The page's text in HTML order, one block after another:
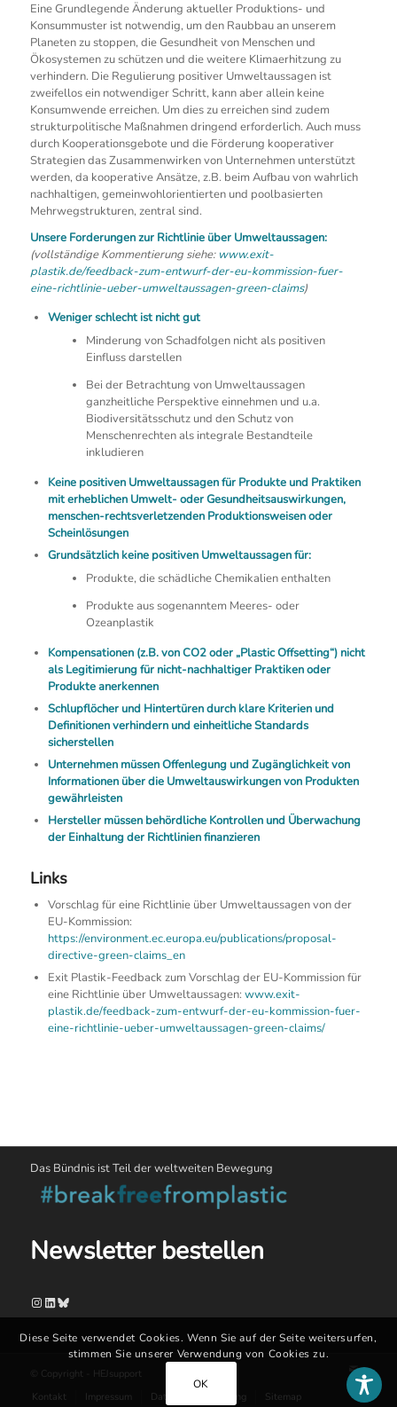
Eine Grundlegende Änderung aktueller Produktions- und
Konsummuster ist notwendig, um den Raubbau an unserem
Planeten zu stoppen, die Gesundheit von Menschen und
Ökosystemen zu schützen und die weitere Klimaerhitzung zu
verhindern. Die Regulierung positiver Umweltaussagen ist
zweifellos ein notwendiger Schritt, kann aber allein keine
Konsumwende erreichen. Um dies zu erreichen sind zudem
strukturpolitische Maßnahmen dringend erforderlich. Auch muss
durch Kooperationsgebote und die Förderung kooperativer
Strategien das Zusammenwirken von Unternehmen unterstützt
werden, da kooperative Ansätze, z.B. beim Aufbau von wahrlich
nachhaltigen, gemeinwohlorientierten und poolbasierten
Mehrwegstrukturen, zentral sind.
Unsere Forderungen zur Richtlinie über Umweltaussagen:
(vollständige Kommentierung siehe: www.exit-
plastik.de/feedback-zum-entwurf-der-eu-kommission-fuer-
eine-richtlinie-ueber-umweltaussagen-green-claims)
Weniger schlecht ist nicht gut
Minderung von Schadfolgen nicht als positiven
Einfluss darstellen
Bei der Betrachtung von Umweltaussagen
ganzheitliche Perspektive einnehmen und u.a.
Biodiversitätsschutz und den Schutz von
Menschenrechten als integrale Bestandteile
inkludieren
Keine positiven Umweltaussagen für Produkte und Praktiken
mit erheblichen Umwelt- oder Gesundheitsauswirkungen,
menschen-rechtsverletzenden Produktionsweisen oder
Scheinlösungen
Grundsätzlich keine positiven Umweltaussagen für:
Produkte, die schädliche Chemikalien enthalten
Produkte aus sogenanntem Meeres- oder
Ozeanplastik
Kompensationen (z.B. von CO2 oder „Plastic Offsetting“) nicht
als Legitimierung für nicht-nachhaltiger Praktiken oder
Produkte anerkennen
Schlupflöcher und Hintertüren durch klare Kriterien und
Definitionen verhindern und einheitliche Standards
sicherstellen
Unternehmen müssen Offenlegung und Zugänglichkeit von
Informationen über die Umweltauswirkungen von Produkten
gewährleisten
Hersteller müssen behördliche Kontrollen und Überwachung
der Einhaltung der Richtlinien finanzieren
Links
Vorschlag für eine Richtlinie über Umweltaussagen von der
EU-Kommission:
https://environment.ec.europa.eu/publications/proposal-
directive-green-claims_en
Exit Plastik-Feedback zum Vorschlag der EU-Kommission für
eine Richtlinie über Umweltaussagen: www.exit-
plastik.de/feedback-zum-entwurf-der-eu-kommission-fuer-
eine-richtlinie-ueber-umweltaussagen-green-claims/
Das Bündnis ist Teil der weltweiten Bewegung
Newsletter bestellen
Instagram
LinkedIn
Bluesky
© Copyright - HEJsupport
Kontakt
Impressum Datenschutzerklärung Sitemap
Diese Seite verwendet Cookies. Wenn Sie auf der Seite weitersurfen,
stimmen Sie unserer Verwendung von Cookies zu.
OK